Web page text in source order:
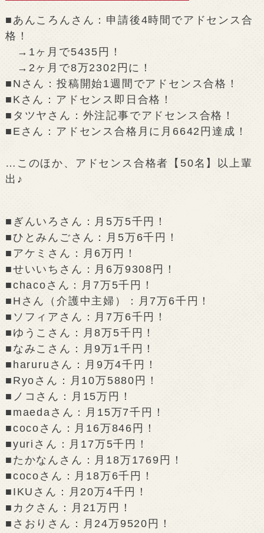
■あんころんさん：申請後4時間でアドセンス合
格！
→1ヶ月で5435円！
→2ヶ月で8万2302円に！
■Nさん：投稿開始1週間でアドセンス合格！
■Kさん：アドセンス即日合格！
■タツヤさん：外注記事でアドセンス合格！
■Eさん：アドセンス合格月に月6642円達成！
…このほか、アドセンス合格者【50名】以上輩
出♪
■ぎんいろさん：月5万5千円！
■ひとみんごさん：月5万6千円！
■アケミさん：月6万円！
■せいいちさん：月6万9308円！
■chacoさん：月7万5千円！
■Hさん（介護中主婦）：月7万6千円！
■ソフィアさん：月7万6千円！
■ゆうこさん：月8万5千円！
■なみこさん：月9万1千円！
■haruruさん：月9万4千円！
■Ryoさん：月10万5880円！
■ノコさん：月15万円！
■maedaさん：月15万7千円！
■cocoさん：月16万846円！
■yuriさん：月17万5千円！
■たかなんさん：月18万1769円！
■cocoさん：月18万6千円！
■IKUさん：月20万4千円！
■カクさん：月21万円！
■さおりさん：月24万9520円！